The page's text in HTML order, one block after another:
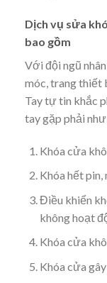
Dịch vụ sửa
bao gồm
Với đội ngũ
móc, trang thiết
Tay tự tin khắc
tay gặp phải
Khóa cửa
Khóa hết pin,
Điều khiển
không hoạt
Khóa cửa
Khóa cửa